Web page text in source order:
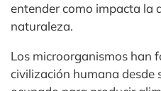
entender como impacta la
naturaleza.
Los microorganismos han
civilización humana desde